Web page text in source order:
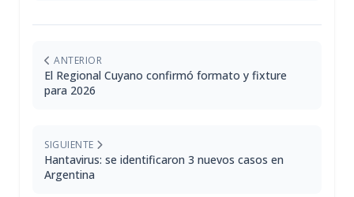
ANTERIOR
El Regional Cuyano confirmó formato y fixture
para 2026
SIGUIENTE
Hantavirus: se identificaron 3 nuevos casos en
Argentina